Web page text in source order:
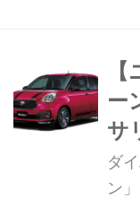
ー
サ
ダ
ン